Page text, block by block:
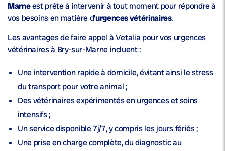
Marneest prête à intervenir à tout moment pour répondre à
vos besoins en matière d’urgences vétérinaires.
Les avantages de faire appel à Vetalia pour vos urgences
vétérinaires à Bry-sur-Marne incluent :
Une intervention rapide à domicile, évitant ainsi le stress
du transport pour votre animal ;
Des vétérinaires expérimentés enurgenceset soins
intensifs ;
Un service disponible7j/7, y compris les jours fériés ;
Une prise en charge complète, du diagnostic au